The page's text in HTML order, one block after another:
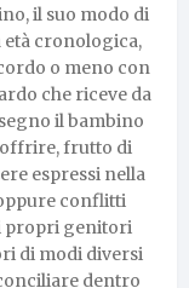
il suo modo di
cronologica,
o meno con
che riceve da
il bambino
frutto di
espressi nella
conflitti
propri genitori
di modi diversi
dentro